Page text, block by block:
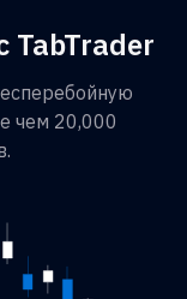
TabTrader
чем 20,000